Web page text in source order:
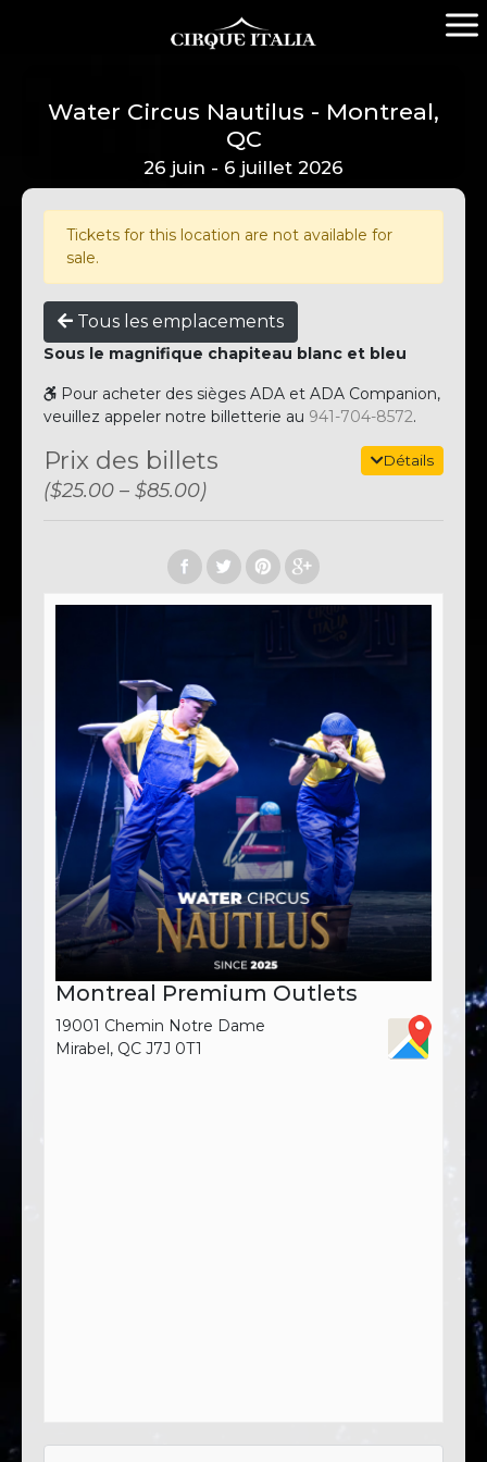
Water Circus Nautilus - Montreal,
QC
26 juin - 6 juillet 2026
Tickets for this location are not available for
sale.
Tous les emplacements
Sous le magnifique chapiteau blanc et bleu
Pour acheter des sièges ADA et ADA Companion,
veuillez appeler notre billetterie au 941-704-8572.
Détails
Prix ​​des billets
($25.00 – $85.00)
Montreal Premium Outlets
19001 Chemin Notre Dame
Mirabel, QC J7J 0T1